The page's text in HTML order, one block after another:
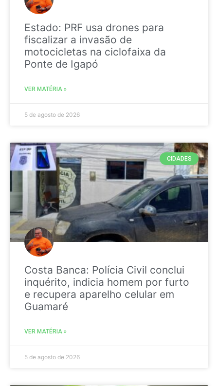
Estado: PRF usa drones para
fiscalizar a invasão de
motocicletas na ciclofaixa da
Ponte de Igapó
VER MATÉRIA »
5 de agosto de 2026
CIDADES
Costa Banca: Polícia Civil conclui
inquérito, indicia homem por furto
e recupera aparelho celular em
Guamaré
VER MATÉRIA »
5 de agosto de 2026